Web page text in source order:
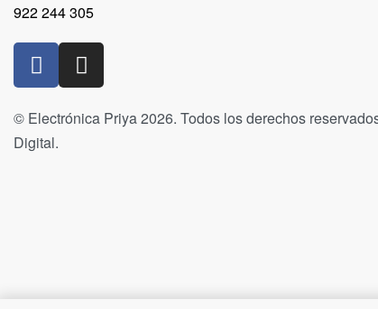
922 244 305
© Electrónica Priya 2026. Todos los derechos
Digital.